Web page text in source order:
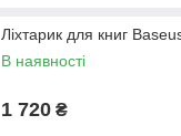
Ліхтарик для книг
В наявності
1 720 ₴